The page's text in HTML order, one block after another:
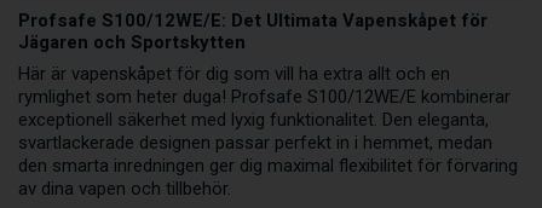
Profsafe S100/12WE/E: Det Ultimata Vapenskåpet för
Jägaren och Sportskytten
Här är vapenskåpet för dig som vill ha extra allt och en
rymlighet som heter duga! Profsafe S100/12WE/E kombinerar
exceptionell säkerhet med lyxig funktionalitet. Den eleganta,
svartlackerade designen passar perfekt in i hemmet, medan
den smarta inredningen ger dig maximal flexibilitet för förvaring
av dina vapen och tillbehör.